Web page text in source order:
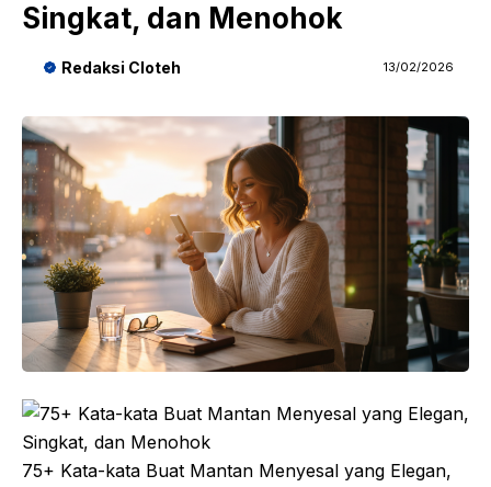
Singkat, dan Menohok
Redaksi Cloteh 13/02/2026
75+ Kata-kata Buat Mantan Menyesal yang Elegan,